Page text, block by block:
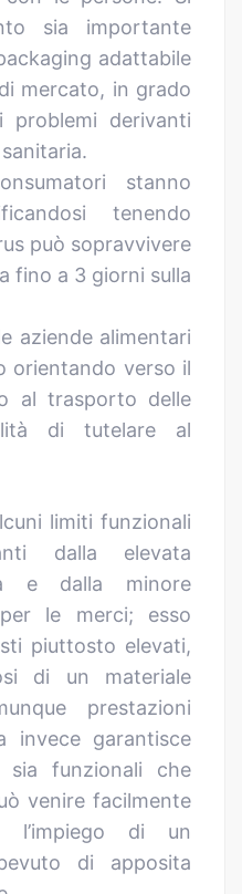
sia importante
adattabile
mercato, in grado
problemi derivanti
stanno
tenendo
può sopravvivere
fino a 3 giorni sulla
aziende alimentari
orientando verso il
al trasporto delle
di tutelare al
limiti funzionali
dalla elevata
e dalla minore
le merci; esso
piuttosto elevati,
di un materiale
prestazioni
invece garantisce
sia funzionali che
venire facilmente
l’impiego di un
di apposita